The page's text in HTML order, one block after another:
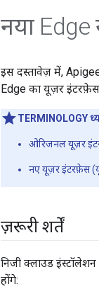
नया
इस दस्तावेज़ में,
Edge का यूज़र
TERMINOLOGY
ओरिजनल यूज़र
नए यूज़र इंटरफ़ेस
ज़रूरी शर्तें
निजी क्लाउड
होंगे: